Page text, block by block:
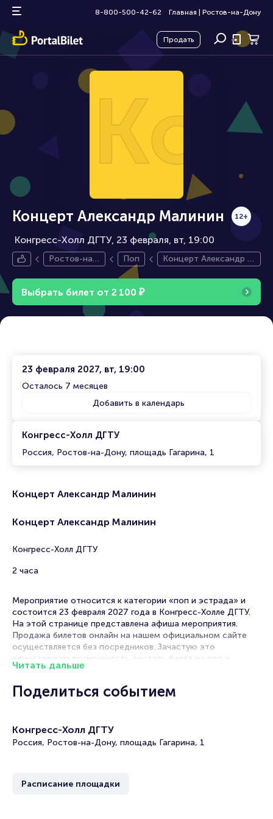
8-800-500-42-62 Главная Ростов-на-Дону
Продать
Концерт Александр Малинин
Конгресс-Холл ДГТУ, 23 февраля
12+
вт, 19:00
Ростов-на-
Поп
Концерт Александр М
Выбрать билет от 2 100 ₽
23 февраля 2027, вт, 19:00
Осталось 7 месяцев
Добавить в календарь
Конгресс-Холл ДГТУ
Россия, Ростов-на-Дону, площадь Гагарина, 1
Концерт Александр Малинин
Концерт Александр Малинин
Конгресс-Холл ДГТУ
2 часа
Мероприятие относится к категории «поп и эстрада» и
состоится 23 февраля 2027 года в Конгресс-Холле ДГТУ.
На этой странице представлена афиша мероприятия.
Продажа билетов онлайн на нашем официальном сайте
осуществляется без посредников. Зачастую это
единственная возможность достать билет на поп и
эстрада.
В в Ростове-на-Дону концерты эстрадных исполнителей
музыка любима практически всеми. Легкие мотивы,
запоминающиеся строки и новый хит уже напевает вся
страна!
поэтому решив посетить это мероприятие, вы
Читать дальше
Поделиться событием
Конгресс-Холл ДГТУ
Россия, Ростов-на-Дону, площадь Гагарина, 1
Расписание площадки